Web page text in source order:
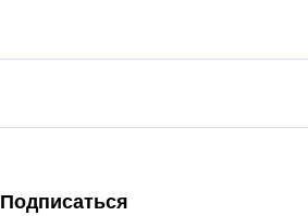
Подписаться